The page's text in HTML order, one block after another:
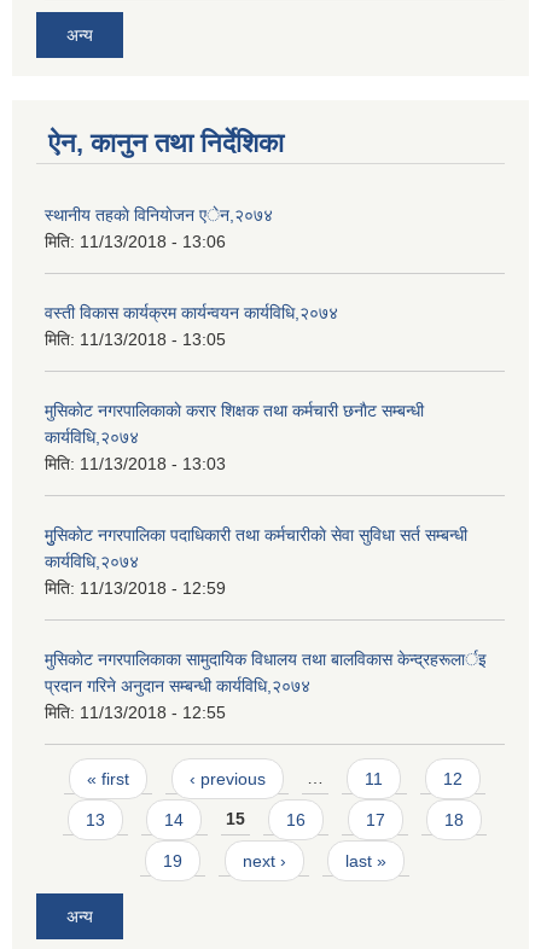
अन्य
ऐन, कानुन तथा निर्देशिका
स्थानीय तहकाे विनियाेजन एेन,२०७४
मिति: 11/13/2018 - 13:06
वस्ती विकास कार्यक्रम कार्यन्वयन कार्यविधि,२०७४
मिति: 11/13/2018 - 13:05
मुसिकाेट नगरपालिकाकाे करार शिक्षक तथा कर्मचारी छनाैट सम्बन्धी
कार्यविधि,२०७४
मिति: 11/13/2018 - 13:03
मुुसिकाेट नगरपालिका पदाधिकारी तथा कर्मचारीकाे सेवा सुविधा सर्त सम्बन्धी
कार्यविधि,२०७४
मिति: 11/13/2018 - 12:59
मुसिकाेट नगरपालिकाका सामुदायिक विधालय तथा बालविकास केन्द्रहरूलार्इ
प्रदान गरिने अनुदान सम्बन्धी कार्यविधि,२०७४
मिति: 11/13/2018 - 12:55
Pages
« first ‹ previous … 11 12
13 14 15 16 17 18
19 next › last »
अन्य